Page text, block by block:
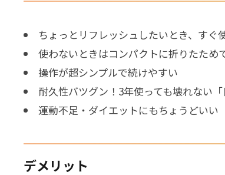
ちょっとリフレッシュしたいとき、すぐ
使わないときはコンパクトに折りたため
操作が超シンプルで続けやすい
耐久性バツグン！3年使っても壊れない
運動不足・ダイエットにもちょうどいい
デメリット